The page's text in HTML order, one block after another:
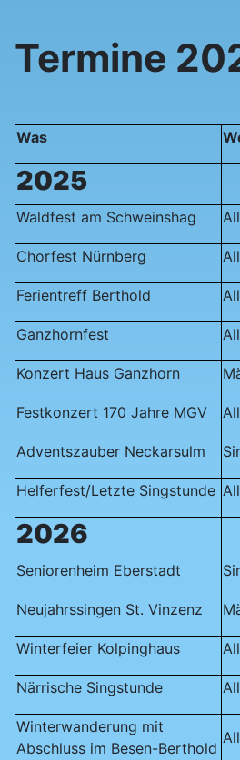
Termine
Was
2025
Waldfest am Schweinshag
Chorfest Nürnberg
Ferientreff Berthold
Ganzhornfest
Konzert Haus Ganzhorn
Festkonzert 170 Jahre MGV
Adventszauber Neckarsulm
Helferfest/Letzte Singstunde
2026
Seniorenheim Eberstadt
Neujahrssingen St. Vinzenz
Winterfeier Kolpinghaus
Närrische Singstunde
Winterwanderung mit
Abschluss im Besen-Berthold